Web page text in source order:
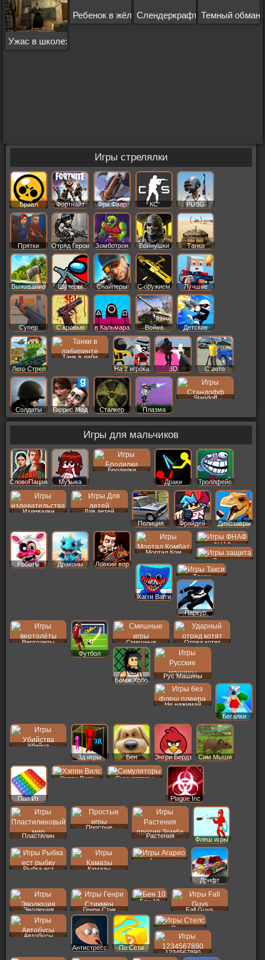
Ужас в школе: Evil Nun
Ребенок в жёлтомСлендеркрафт Темный обман
Игры стрелялки
Бравл
Старс
Фортнайт Фри Фаер КС PUBG
Прятки Отряд Герои Зомботрон Войнушки Танки
Выживание Шутеры Снайперы С оружием Лучшие
Супер С кровью в Кальмара Война Детские
Лего Стрел
Танк в лаби
На 2 игрока
3D С авто
Солдаты Гаррис Мод Сталкер Плазма
Standoff
Игры для мальчиков
СловоПацана Музыка
Бродилки
Драки
Троллфейс
Издевалки
Для детей
Полиция
Фрайдей Динозавры
Роботы Драконы Ловкий вор
Мортал Ком
ФНАФ
Защита
Хагги Вагги
Такси
Паркур
Вертолеты
Футбол
Смешные Отряд котят
Бомж Хобо
Рус Машины
Не нажимай
Бегалки
Убийца
3д игры
Бен Энгри Бердз Сим Мыши
Поп Ит
Хэппи Вилс Симуляторы
Plague Inc
Пластилин
Простые
Растения
Флеш игры
Рыбка ест Камазы
Агарио
Дрифт
Эволюция Генри Стик
Бен 10
Fall Guys
Автобусы
Антистресс
По Сети
Стелс
1234567890